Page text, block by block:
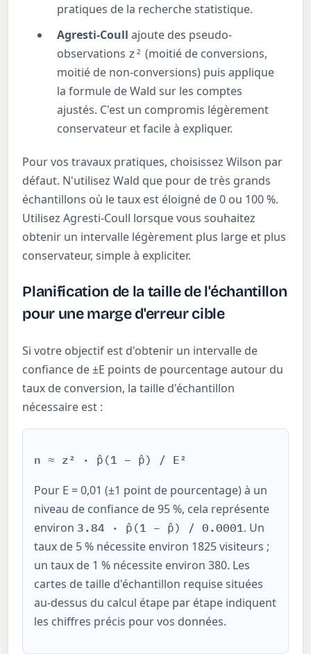
pratiques de la recherche statistique.
Agresti-Coull ajoute des pseudo-
observations z² (moitié de conversions,
moitié de non-conversions) puis applique
la formule de Wald sur les comptes
ajustés. C'est un compromis légèrement
conservateur et facile à expliquer.
Pour vos travaux pratiques, choisissez Wilson par
défaut. N'utilisez Wald que pour de très grands
échantillons où le taux est éloigné de 0 ou 100 %.
Utilisez Agresti-Coull lorsque vous souhaitez
obtenir un intervalle légèrement plus large et plus
conservateur, simple à expliciter.
Planification de la taille de l'échantillon
pour une marge d'erreur cible
Si votre objectif est d'obtenir un intervalle de
confiance de ±E points de pourcentage autour du
taux de conversion, la taille d'échantillon
nécessaire est :
n ≈ z² · p̂(1 − p̂) / E²
Pour E = 0,01 (±1 point de pourcentage) à un
niveau de confiance de 95 %, cela représente
environ3.84 · p̂(1 − p̂) / 0.0001. Un
taux de 5 % nécessite environ 1825 visiteurs ;
un taux de 1 % nécessite environ 380. Les
cartes de taille d'échantillon requise situées
au-dessus du calcul étape par étape indiquent
les chiffres précis pour vos données.